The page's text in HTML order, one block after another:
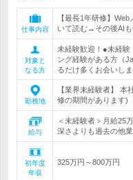
仕事内容
【最長1年研修】
いて読む→その後AI
対象と
なる方
未経験歓迎！●未経験
ング経験がある方（
るだけ多くお会いしま
勤務地
【業界未経験者】
修の期間があります)
給与
＜未経験者＞月給25
深さよりも過去の他
初年度
年収
325万円～800万円